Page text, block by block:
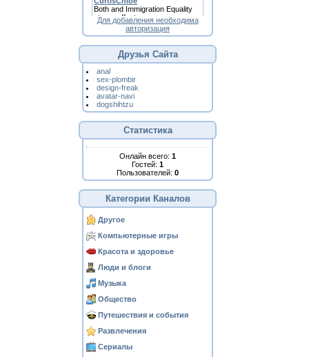
Для добавления необходима
авторизация
Друзья Сайта
anal
sex-plombir
design-freak
avatar-navi
dogshihtzu
Статистика
Онлайн всего: 1
Гостей: 1
Пользователей: 0
Категории Каналов
Другое
Компьютерные игры
Красота и здоровье
Люди и блоги
Музыка
Общество
Путешествия и события
Развлечения
Сериалы